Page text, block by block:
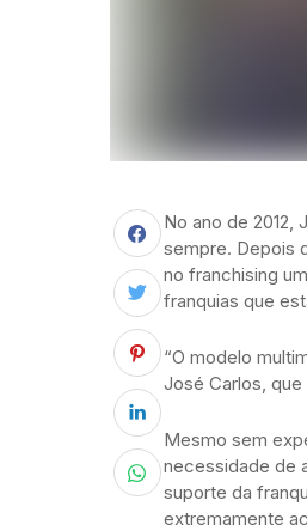
No ano de 2012,
sempre. Depois
no franchising
franquias que
“O modelo
José Carlos,
Mesmo sem
necessidade de
suporte da
extremamente